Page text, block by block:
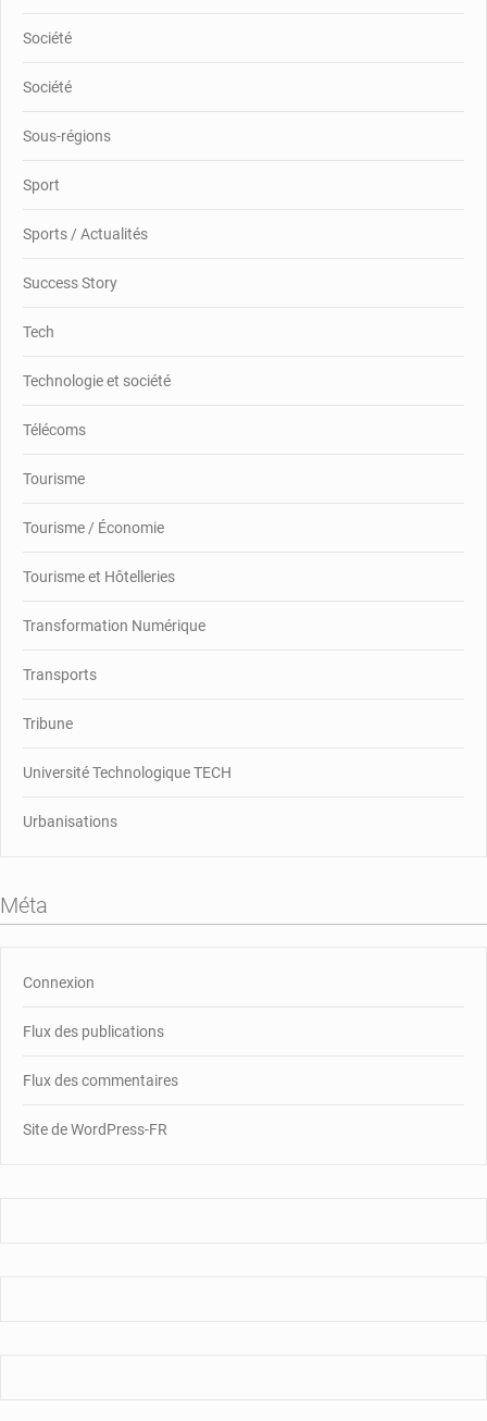
Société
Société
Sous-régions
Sport
Sports / Actualités
Success Story
Tech
Technologie et société
Télécoms
Tourisme
Tourisme / Économie
Tourisme et Hôtelleries
Transformation Numérique
Transports
Tribune
Université Technologique TECH
Urbanisations
Méta
Connexion
Flux des publications
Flux des commentaires
Site de WordPress-FR